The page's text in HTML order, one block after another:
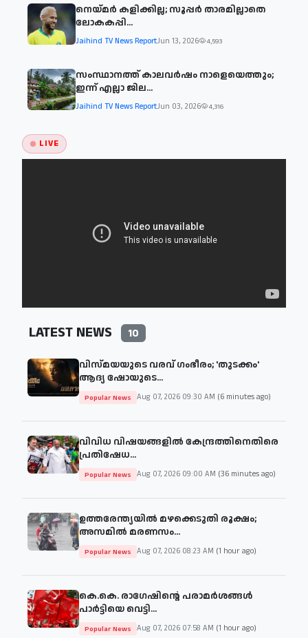
നെയ്മര്‍ കളിക്കില്ല; സൂപ്പര്‍ താരമില്ലാതെ
ലോകകപ്പി...
Jaihind TV News ReportJun 13, 2026 4,593
സംസ്ഥാനത്ത് കാലവര്‍ഷം നാളെയെത്തും;
ഇന്ന് എല്ലാ ജില...
Jaihind TV News ReportJun 03, 2026 4,316
LIVE
LATEST NEWS 10
വിസ്മയയുടെ വരവ് ഗംഭീരം; 'തുടക്കം'
ആദ്യ ഷോയുടെ...
Popular News Aug 07, 2026 09:30 AM (6 minutes ago)
വിവിധ വിഷയങ്ങളില്‍ കേന്ദ്രത്തിനെതിരെ
പ്രതിഷേധ...
Popular News Aug 07, 2026 09:00 AM (36 minutes ago)
ഉത്തരേന്ത്യയിൽ മഴക്കെടുതി രൂക്ഷം;
അസമിൽ മരണസം...
Popular News Aug 07, 2026 08:23 AM (1 hour ago)
കെ.കെ. രാഗേഷിന്റെ പരാമർശങ്ങൾ
പാർട്ടിയെ വെട്ടി...
Popular News Aug 07, 2026 07:58 AM (1 hour ago)